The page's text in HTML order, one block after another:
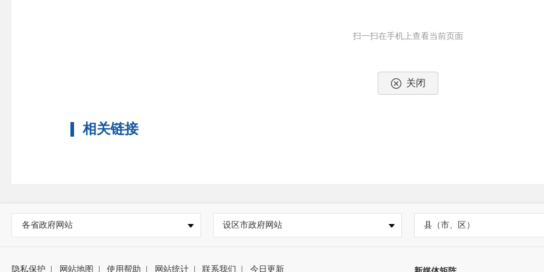
扫一扫在手机上查看当前页面
关闭
相关链接
各省政府网站 设区市政府网站 县（市、区）
隐私保护 | 网站地图 | 使用帮助 | 网站统计 | 联系我们 | 今日更新